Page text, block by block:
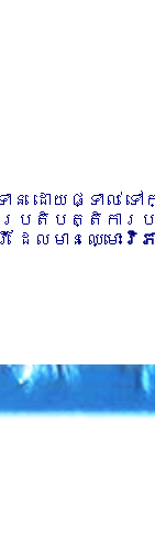
ាន ដោយផ្ទាល់
ប្រតិបត្តិកា
ែលមានឈ្មោះ វិភ